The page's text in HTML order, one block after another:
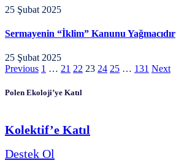
25 Şubat 2025
Sermayenin “İklim” Kanunu Yağmacıdır
25 Şubat 2025
Previous 1 … 21 22 23 24 25 … 131 Next
Polen Ekoloji’ye Katıl
Kolektif’e Katıl
Destek Ol